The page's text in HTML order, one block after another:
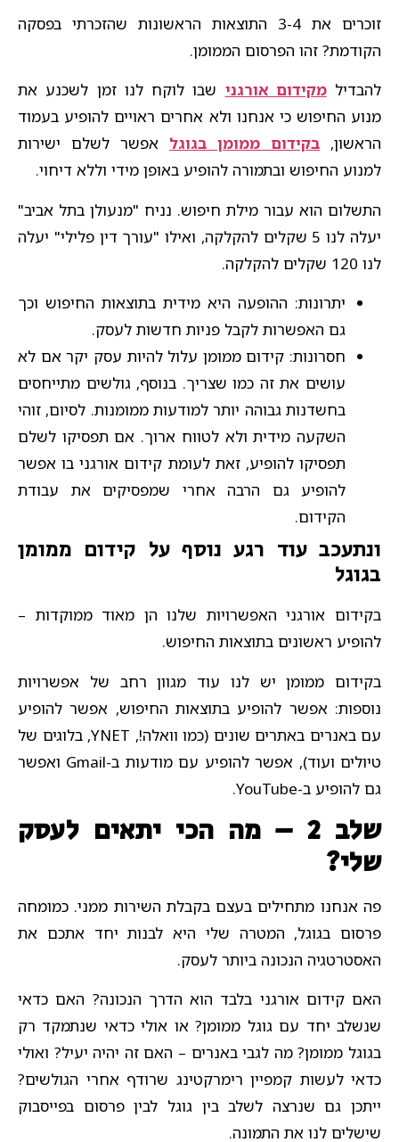
זוכרים את 3-4 התוצאות הראשונות שהזכרתי בפסקה
הקודמת? זהו הפרסום הממומן.
להבדילמקידום אורגני שבו לוקח לנו זמן לשכנע את
מנוע החיפוש כי אנחנו ולא אחרים ראויים להופיע בעמוד
הראשון, בקידום ממומן בגוגל אפשר לשלם ישירות
למנוע החיפוש ובתמורה להופיע באופן מידי וללא דיחוי.
התשלום הוא עבור מילת חיפוש. נניח "מנעולן בתל אביב"
יעלה לנו 5 שקלים להקלקה, ואילו "עורך דין פלילי" יעלה
לנו 120 שקלים להקלקה.
יתרונות: ההופעה היא מידית בתוצאות החיפוש וכך
גם האפשרות לקבל פניות חדשות לעסק.
חסרונות: קידום ממומן עלול להיות עסק יקר אם לא
עושים את זה כמו שצריך. בנוסף, גולשים מתייחסים
בחשדנות גבוהה יותר למודעות ממומנות. לסיום, זוהי
השקעה מידית ולא לטווח ארוך. אם תפסיקו לשלם
תפסיקו להופיע, זאת לעומת קידום אורגני בו אפשר
להופיע גם הרבה אחרי שמפסיקים את עבודת
הקידום.
ונתעכב עוד רגע נוסף על קידום ממומן
בגוגל
בקידום אורגני האפשרויות שלנו הן מאוד ממוקדות –
להופיע ראשונים בתוצאות החיפוש.
בקידום ממומן יש לנו עוד מגוון רחב של אפשרויות
נוספות: אפשר להופיע בתוצאות החיפוש, אפשר להופיע
עם באנרים באתרים שונים (כמו וואלה!, YNET, בלוגים של
טיולים ועוד), אפשר להופיע עם מודעות ב-Gmail ואפשר
גם להופיע ב-YouTube.
שלב 2 – מה הכי יתאים לעסק
שלי?
פה אנחנו מתחילים בעצם בקבלת השירות ממני. כמומחה
פרסום בגוגל, המטרה שלי היא לבנות יחד אתכם את
האסטרטגיה הנכונה ביותר לעסק.
האם קידום אורגני בלבד הוא הדרך הנכונה? האם כדאי
שנשלב יחד עם גוגל ממומן? או אולי כדאי שנתמקד רק
בגוגל ממומן? מה לגבי באנרים – האם זה יהיה יעיל? ואולי
כדאי לעשות קמפיין רימרקטינג שרודף אחרי הגולשים?
ייתכן גם שנרצה לשלב בין גוגל לבין פרסום בפייסבוק
שישלים לנו את התמונה.